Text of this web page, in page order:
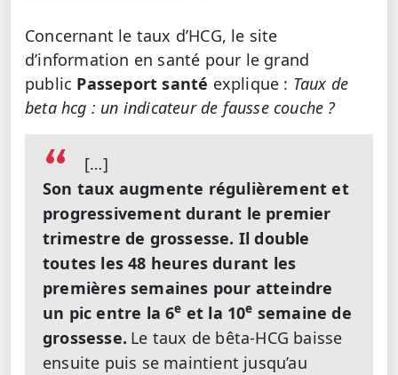
Concernant le taux d’HCG, le site
d’information en santé pour le grand
public Passeport santé explique : Taux de
beta hcg : un indicateur de fausse couche ?
[…]
Son taux augmente régulièrement et
progressivement durant le premier
trimestre de grossesse. Il double
toutes les 48 heures durant les
premières semaines pour atteindre
un pic entre la 6e et la 10e semaine de
grossesse. Le taux de bêta-HCG baisse
ensuite puis se maintient jusqu’au